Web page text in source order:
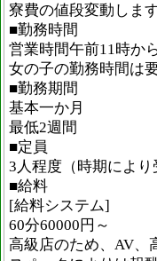
寮費の値段変動します
■勤務時間
営業時間午前11時か
女の子の勤務時間は
■勤務期間
基本一か月
最低2週間
■定員
3人程度（時期により
■給料
[給料システム]
60分60000円～
高級店のため、AV、